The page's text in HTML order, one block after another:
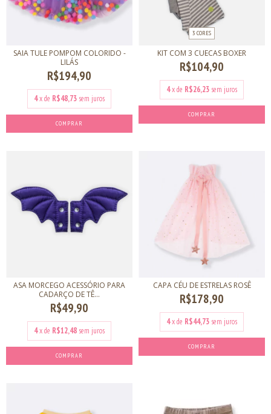
SAIA TULE POMPOM COLORIDO -
LILÁS
R$194,90
4x de R$48,73 sem juros
COMPRAR
3 CORES
KIT COM 3 CUECAS BOXER
R$104,90
4x de R$26,23 sem juros
COMPRAR
ASA MORCEGO ACESSÓRIO PARA
CADARÇO DE TÊ...
R$49,90
4x de R$12,48 sem juros
COMPRAR
CAPA CÉU DE ESTRELAS ROSÊ
R$178,90
4x de R$44,73 sem juros
COMPRAR